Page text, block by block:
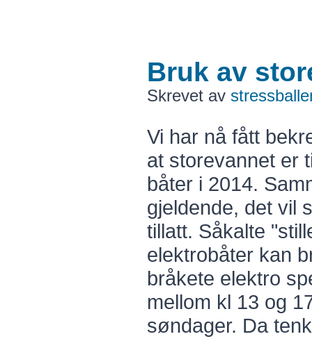
Bruk av
Skrevet av
Vi har nå fått
at storevannet er
båter i 2014.
gjeldende, det vil
tillatt. Såkalte
elektrobåter kan
bråkete elektro
mellom kl 13 og
søndager. Da